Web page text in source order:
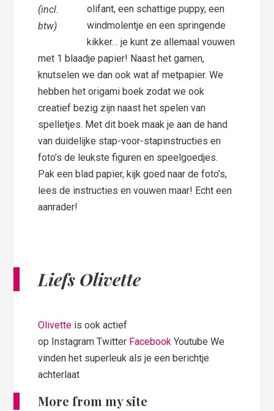
(incl.
btw)
olifant, een schattige puppy, een
windmolentje en een springende
kikker… je kunt ze allemaal vouwen
met 1 blaadje papier! Naast het gamen,
knutselen we dan ook wat af metpapier. We
hebben het origami boek zodat we ook
creatief bezig zijn naast het spelen van
spelletjes. Met dit boek maak je aan de hand
van duidelijke stap-voor-stapinstructies en
foto’s de leukste figuren en speelgoedjes.
Pak een blad papier, kijk goed naar de foto’s,
lees de instructies en vouwen maar! Echt een
aanrader!
Liefs Olivette
Olivette is ook actief
op Instagram Twitter Facebook Youtube We
vinden het superleuk als je een berichtje
achterlaat
More from my site